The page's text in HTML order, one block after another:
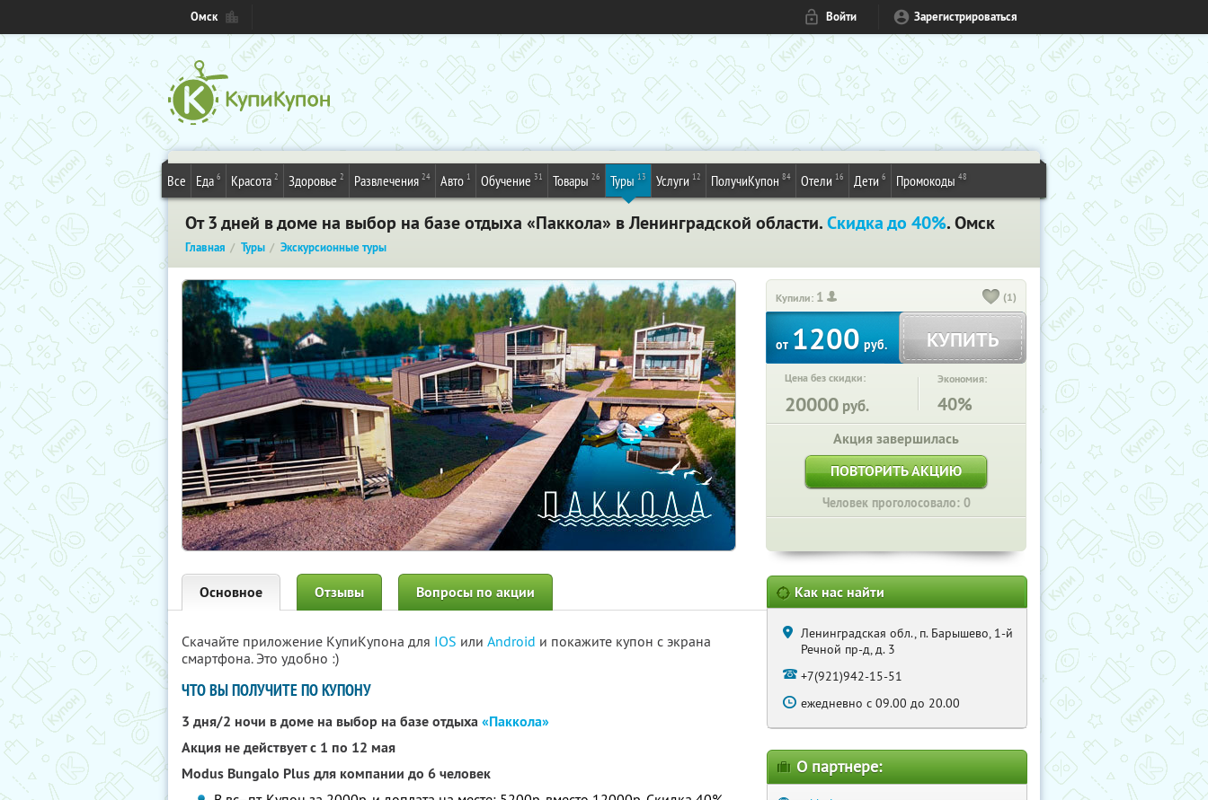
Омск Войти Зарегистрироваться
Все Еда 6 Красота 2 Здоровье 2 Развлечения 24 Авто 1 Обучение 31 Товары 26 Туры 13 Услуги 12 ПолучиКупон 84 Отели 16 Дети 6 Промокоды 48
От 3 дней в доме на выбор на базе отдыха «Паккола» в Ленинградской области.Скидка до 40%. Омск
Главная Туры Экскурсионные туры
Купили: 1 (1)
от 1200 руб. КУПИТЬ
Цена без скидки:
20000 руб.
Экономия:
40%
Акция завершилась
ПОВТОРИТЬ АКЦИЮ
Человек проголосовало: 0
Основное Отзывы Вопросы по акции
Скачайте приложение КупиКупона для IOS или Android и покажите купон с экрана
смартфона. Это удобно :)
ЧТО ВЫ ПОЛУЧИТЕ ПО КУПОНУ
3 дня/2 ночи в доме на выбор на базе отдыха«Паккола»
Акция не действует с 1 по 12 мая
Modus Bungalo Plus для компании до 6 человек
Как нас найти
Ленинградская обл., п. Барышево, 1-й
Речной пр-д, д. 3
+7(921)942-15-51
ежедневно с 09.00 до 20.00
О партнере: